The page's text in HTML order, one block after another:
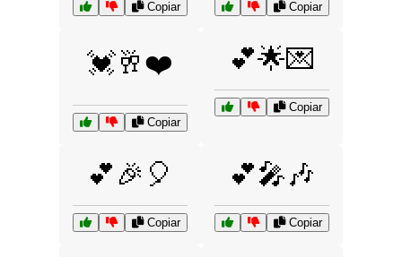
Copiar Copiar
💓🥂❤️
Copiar
💕🌟💌
Copiar
💕🎉🎈
Copiar
💕🎤🎶
Copiar